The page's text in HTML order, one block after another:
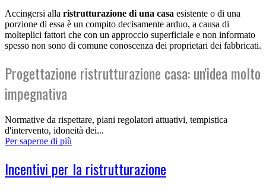
Accingersi alla ristrutturazione di una casa esistente o di una
porzione di essa è un compito decisamente arduo, a causa di
molteplici fattori che con un approccio superficiale e non informato
spesso non sono di comune conoscenza dei proprietari dei fabbricati.
Progettazione ristrutturazione casa: un'idea molto
impegnativa
Normative da rispettare, piani regolatori attuativi, tempistica
d'intervento, idoneità dei...
Per saperne di più
Incentivi per la ristrutturazione